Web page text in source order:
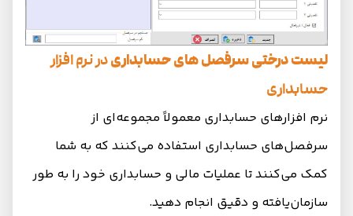
لیست درختیسرفصل های حسابداریدر نرم افزار
حسابداری
نرم افزارهای حسابداری معمولاً مجموعه‌ای از
سرفصل‌های حسابداری استفاده می‌کنند که به شما
کمک می‌کنند تا عملیات مالی و حسابداری خود را به طور
سازمان‌یافته و دقیق انجام دهید.